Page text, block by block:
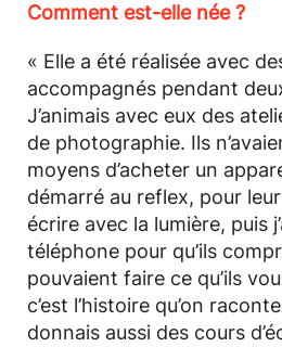
Comment est-elle née ?
« Elle a été réalisée avec
accompagnés pendant
J’animais avec eux des
de photographie. Ils
moyens d’acheter un
démarré au reflex, pour
écrire avec la lumière, puis
téléphone pour qu’ils
pouvaient faire ce qu’ils
c’est l’histoire qu’on
donnais aussi des cours